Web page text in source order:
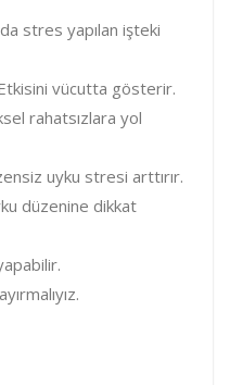
stres yapılan işteki
vücutta gösterir.
rahatsızlara yol
uyku stresi arttırır.
düzenine dikkat